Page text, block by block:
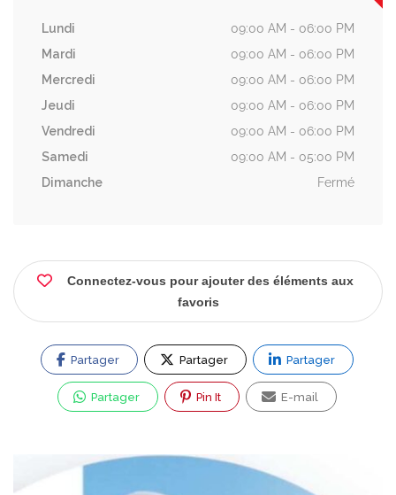
Lundi
09:00 AM - 06:00 PM
Mardi
09:00 AM - 06:00 PM
Mercredi
09:00 AM - 06:00 PM
Jeudi
09:00 AM - 06:00 PM
Vendredi
09:00 AM - 06:00 PM
Samedi
09:00 AM - 05:00 PM
Dimanche
Fermé
Connectez-vous pour ajouter des éléments aux
favoris
Partager Partager Partager
Partager Pin It E-mail